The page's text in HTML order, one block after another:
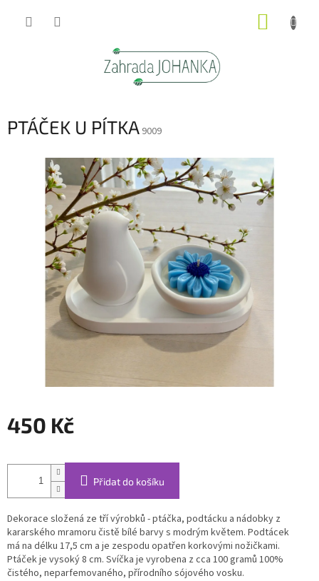
PTÁČEK U PÍTKA 9009
450 Kč
cena:
Přidat do košíku
Dekorace složená ze tří výrobků - ptáčka, podtácku a nádobky z
kararského mramoru čistě bílé barvy s modrým květem. Podtácek
má na délku 17,5 cm a je zespodu opatřen korkovými nožičkami.
Ptáček je vysoký 8 cm. Svíčka je vyrobena z cca 100 gramů 100%
čistého, neparfemovaného, přírodního sójového vosku.